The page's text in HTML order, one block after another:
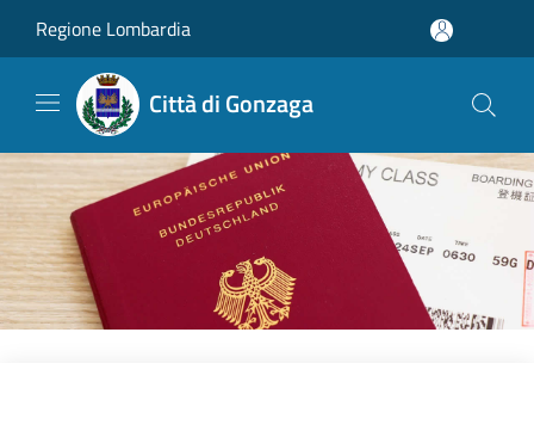
Regione Lombardia
Città di Gonzaga